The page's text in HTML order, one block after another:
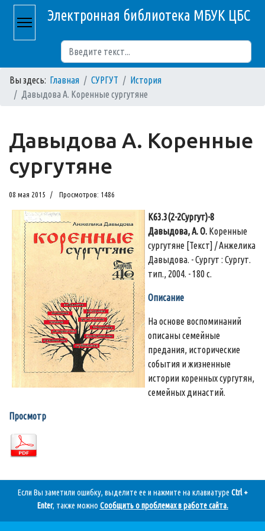
Электронная библиотека МБУК ЦБС
Вы здесь: Главная СУРГУТ
История
Давыдова А. Коренные сургутяне
Давыдова А. Коренные
сургутяне
08 мая 2015 Просмотров: 1486
К63.3(2-2Сургут)-8
Давыдова, А. О. Коренные
сургутяне [Текст] / Анжелика
Давыдова. - Сургут : Сургут.
тип., 2004. - 180 с.
Описание
На основе воспоминаний
описаны семейные
предания, исторические
события и жизненные
истории коренных сургутян,
семейных династий.
Просмотр
Если Вы заметили ошибку, выделите ее и нажмите на клавиатуре Ctrl +
Enter, также можно Сообщить о проблемах в работе сайта.